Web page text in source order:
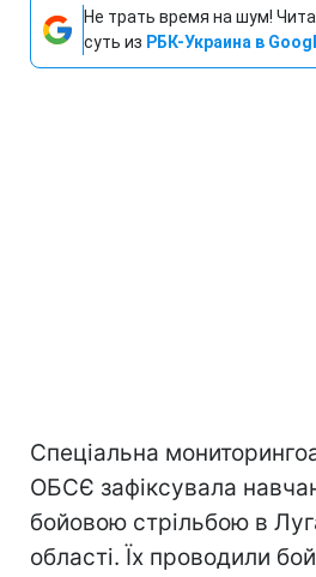
Не трать время на шум!
суть из РБК-Украина в
Спеціальна
ОБСЄ зафіксувала
бойовою стрільбою в
області. Їх проводили